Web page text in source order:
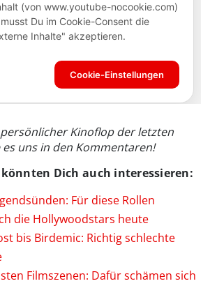
persönlicher Kinoflop der letzten
es uns in den Kommentaren!
Dich auch interessieren:
Für diese Rollen
die Hollywoodstars heute
bis Birdemic: Richtig schlechte
Filmszenen: Dafür schämen sich